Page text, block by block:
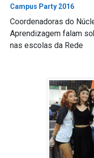
Campus Party 2016
Coordenadoras do
Aprendizagem falam
nas escolas da Rede